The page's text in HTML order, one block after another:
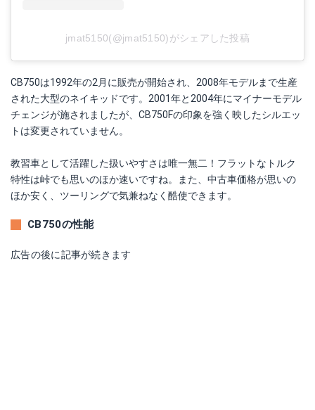
jmat5150(@jmat5150)がシェアした投稿
CB750は1992年の2月に販売が開始され、2008年モデルまで生産
された大型のネイキッドです。2001年と2004年にマイナーモデル
チェンジが施されましたが、CB750Fの印象を強く映したシルエッ
トは変更されていません。
教習車として活躍した扱いやすさは唯一無二！フラットなトルク
特性は峠でも思いのほか速いですね。また、中古車価格が思いの
ほか安く、ツーリングで気兼ねなく酷使できます。
CB750の性能
広告の後に記事が続きます